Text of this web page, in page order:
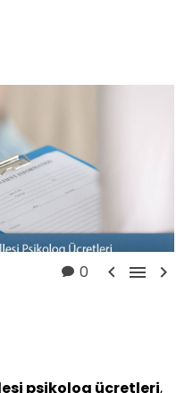
0   
psikolog ücretleri,